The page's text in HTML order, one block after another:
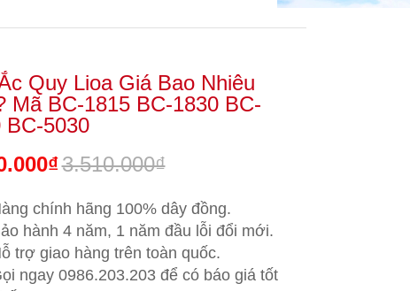
Quy Lioa Giá Bao Nhiêu
Mã BC-1815 BC-1830 BC-
BC-5030
3.510.000₫
chính hãng 100% dây đồng.
hành 4 năm, 1 năm đầu lỗi đổi mới.
trợ giao hàng trên toàn quốc.
ngay 0986.203.203 để có báo giá tốt